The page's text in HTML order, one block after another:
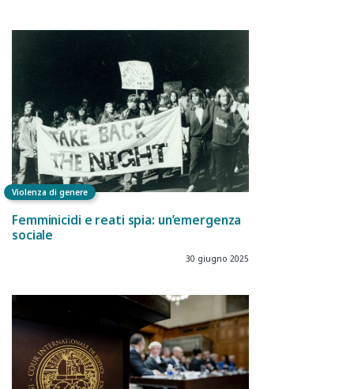
Violenza di genere
Femminicidi e reati spia: un’emergenza
sociale
30 giugno 2025